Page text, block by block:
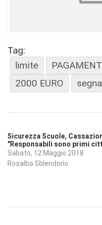
Tag:
limite
2000 EURO
Sicurezza Scuole,
"Responsabili sono primi
Sabato, 12 Maggio 2018
Rosalba Sblendorio